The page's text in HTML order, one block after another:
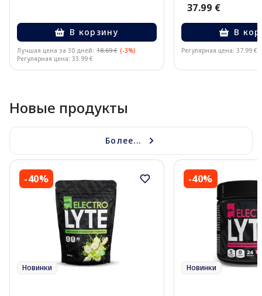
В корзину
Лучшая цена за 30 дней: 18.69 € (-3%)
Регулярная цена: 33.99 €
37.99 €
В
Регулярная цена: 37.99 €
Новые продукты
Более...
-40%
Новинки
-40%
Новинки